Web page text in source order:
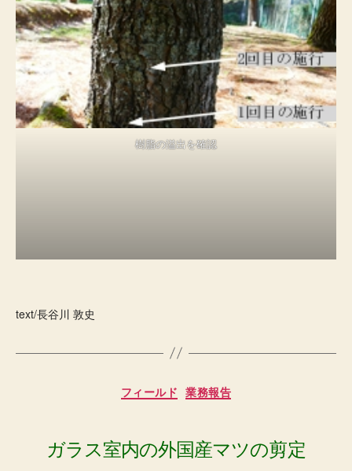
樹脂の溢出を確認
text/長谷川 敦史
カ
テ
ー
フィールド 業務報告
ガラス室内の外国産マツの剪定